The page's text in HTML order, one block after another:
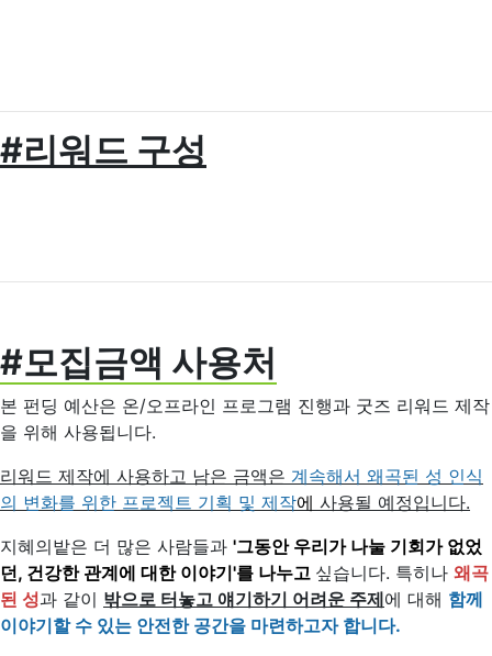
#리워드 구성
#모집금액 사용처
본 펀딩 예산은 온/오프라인 프로그램 진행과 굿즈 리워드 제작
을 위해 사용됩니다.
리워드 제작에 사용하고 남은 금액은 계속해서 왜곡된 성 인식
의 변화를 위한 프로젝트 기획 및 제작에 사용될 예정입니다.
지혜의밭은 더 많은 사람들과 '그동안 우리가 나눌 기회가 없었
던, 건강한 관계에 대한 이야기'를 나누고 싶습니다. 특히나 왜곡
된 성과 같이 밖으로 터놓고 얘기하기 어려운 주제에 대해 함께
이야기할 수 있는 안전한 공간을 마련하고자 합니다.